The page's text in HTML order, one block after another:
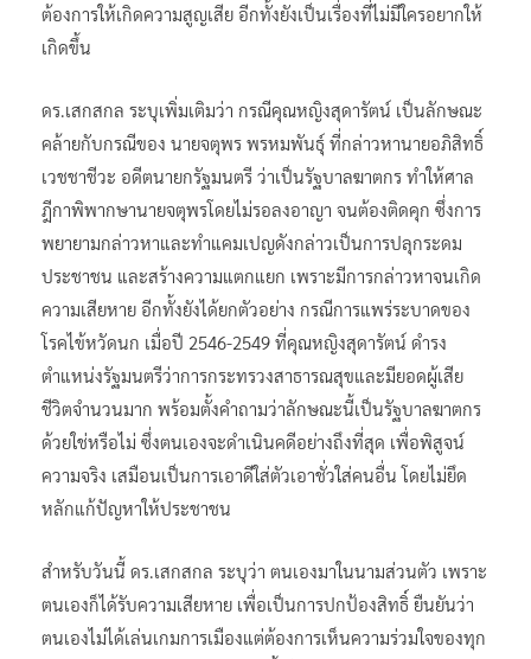
ต้องการให้เกิดความสูญเสีย อีกทั้งยังเป็นเรื่องที่ไม่มีใครอยากให้
เกิดขึ้น
ดร.เสกสกล ระบุเพิ่มเติมว่า กรณีคุณหญิงสุดารัตน์ เป็นลักษณะ
คล้ายกับกรณีของ นายจตุพร พรหมพันธุ์ ที่กล่าวหานายอภิสิทธิ์
เวชชาชีวะ อดีตนายกรัฐมนตรี ว่าเป็นรัฐบาลฆาตกร ทำให้ศาล
ฎีกาพิพากษานายจตุพรโดยไม่รอลงอาญา จนต้องติดคุก ซึ่งการ
พยายามกล่าวหาและทำแคมเปญดังกล่าวเป็นการปลุกระดม
ประชาชน และสร้างความแตกแยก เพราะมีการกล่าวหาจนเกิด
ความเสียหาย อีกทั้งยังได้ยกตัวอย่าง กรณีการแพร่ระบาดของ
โรคไข้หวัดนก เมื่อปี 2546-2549 ที่คุณหญิงสุดารัตน์ ดำรง
ตำแหน่งรัฐมนตรีว่าการกระทรวงสาธารณสุขและมียอดผู้เสีย
ชีวิตจำนวนมาก พร้อมตั้งคำถามว่าลักษณะนี้เป็นรัฐบาลฆาตกร
ด้วยใช่หรือไม่ ซึ่งตนเองจะดำเนินคดีอย่างถึงที่สุด เพื่อพิสูจน์
ความจริง เสมือนเป็นการเอาดีใส่ตัวเอาชั่วใส่คนอื่น โดยไม่ยึด
หลักแก้ปัญหาให้ประชาชน
สำหรับวันนี้ ดร.เสกสกล ระบุว่า ตนเองมาในนามส่วนตัว เพราะ
ตนเองก็ได้รับความเสียหาย เพื่อเป็นการปกป้องสิทธิ์ ยืนยันว่า
ตนเองไม่ได้เล่นเกมการเมืองแต่ต้องการเห็นความร่วมใจของทุก